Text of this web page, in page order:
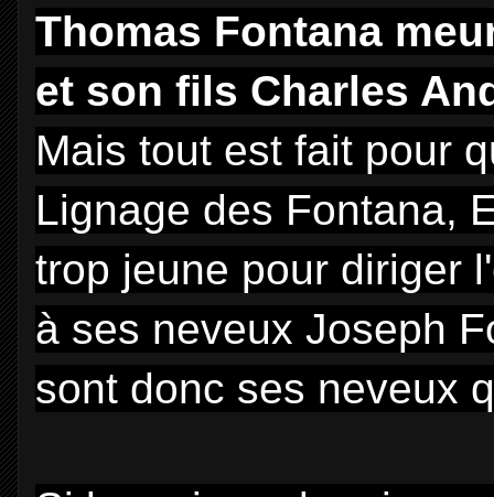
Thomas Fontana
et son fils Charles
Mais tout est fait pour
Lignage des Fontana,
trop jeune pour diriger
à ses neveux Joseph
sont donc ses neveux